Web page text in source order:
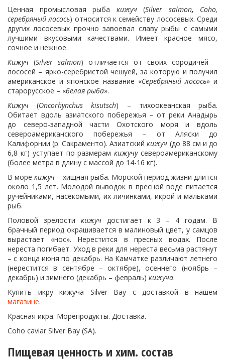
Ценная промысловая рыба кижуч (Silver salmon, Coho,
серебряный лосось) относится к семейству лососевых. Среди
других лососевых прочно завоевал славу рыбы с самыми
лучшими вкусовыми качествами. Имеет красное мясо,
сочное и нежное.
Кижуч (Silver salmon) отличается от своих сородичей –
лососей – ярко-серебристой чешуей, за которую и получил
американское и японское название «Серебряный лосось» и
старорусское – «белая рыба».
Кижуч (Oncorhynchus kisutsch) – тихоокеанская рыба.
Обитает вдоль азиатского побережья – от реки Анадырь
до северо-западной части Охотского моря и вдоль
североамериканского побережья – от Аляски до
Калифорнии (р. Сакраменто). Азиатскийкижуч (до 88 см и до
6,8 кг) уступает по размерамкижучусевероамериканскому
(более метра в длину с массой до 14-16 кг).
В море кижуч – хищная рыба. Морской период жизни длится
около 1,5 лет. Молодой выводок в пресной воде питается
ручейниками, насекомыми, их личинками, икрой и мальками
рыб.
Половой зрелости кижучдостигает к 3 – 4 годам. В
брачный период окрашивается в малиновый цвет, у самцов
вырастает «нос». Нерестится в пресных водах. После
нереста погибает. Уход в реки для нереста весьма растянут
– с конца июня по декабрь. На Камчатке различают летнего
(нерестится в сентябре – октябре), осеннего (ноябрь –
декабрь) и зимнего (декабрь – февраль) кижуча.
Купить икру кижуча Silver Bay с доставкой в нашем
магазине.
Красная икра. Морепродукты. Доставка.
Coho caviar Silver Bay (SA).
Пищевая ценность и хим. состав